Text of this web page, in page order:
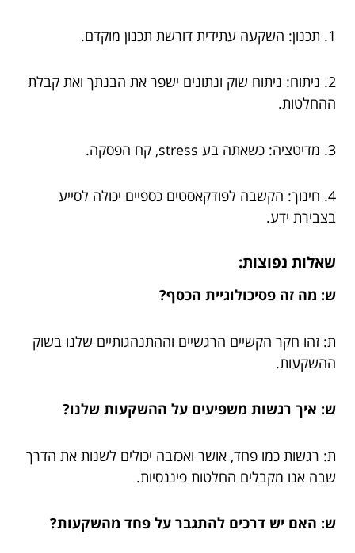
1. תכנון: השקעה עתידית דורשת תכנון מוקדם.
2. ניתוח: ניתוח שוק ונתונים ישפר את הבנתך ואת קבלת
ההחלטות.
3. מדיטציה: כשאתה בע stress, קח הפסקה.
4. חינוך: הקשבה לפודקאסטים כספיים יכולה לסייע
בצבירת ידע.
שאלות נפוצות:
ש: מה זה פסיכולוגיית הכסף?
ת: זהו חקר הקשיים הרגשיים וההתנהגותיים שלנו בשוק
ההשקעות.
ש: איך רגשות משפיעים על ההשקעות שלנו?
ת: רגשות כמו פחד, אושר ואכזבה יכולים לשנות את הדרך
שבה אנו מקבלים החלטות פיננסיות.
ש: האם יש דרכים להתגבר על פחד מהשקעות?